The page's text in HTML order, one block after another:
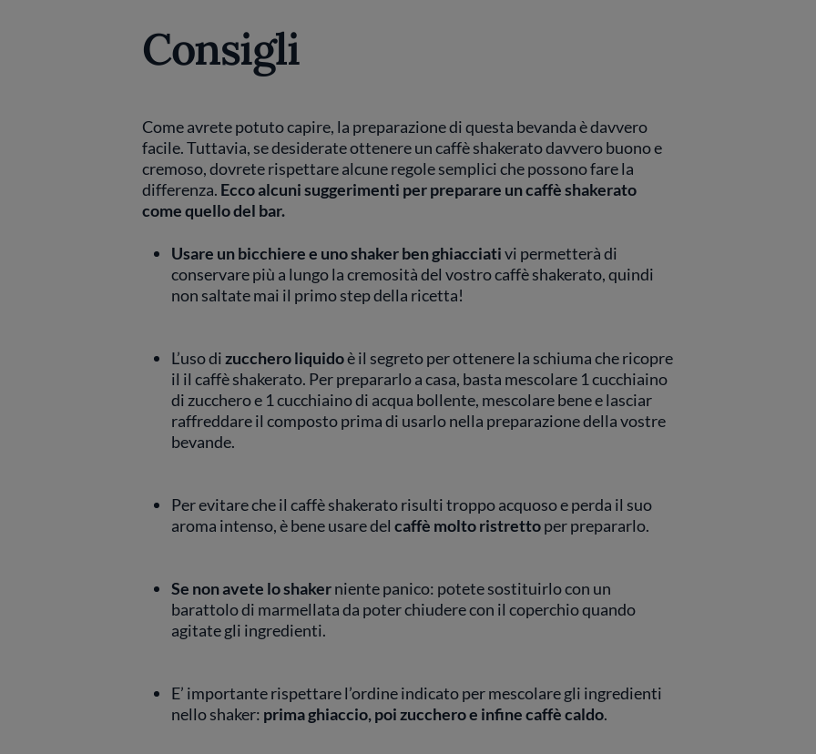
Consigli
Come avrete potuto capire, la preparazione di questa bevanda è davvero
facile. Tuttavia, se desiderate ottenere un caffè shakerato davvero buono e
cremoso, dovrete rispettare alcune regole semplici che possono fare la
differenza. Ecco alcuni suggerimenti per preparare un caffè shakerato
come quello del bar.
Usare un bicchiere e uno shaker ben ghiacciativi permetterà di
conservare più a lungo la cremosità del vostro caffè shakerato, quindi
non saltate mai il primo step della ricetta!
L’uso di zucchero liquidoè il segreto per ottenere la schiuma che ricopre
il il caffè shakerato. Per prepararlo a casa, basta mescolare 1 cucchiaino
di zucchero e 1 cucchiaino di acqua bollente, mescolare bene e lasciar
raffreddare il composto prima di usarlo nella preparazione della vostre
bevande.
Per evitare che il caffè shakerato risulti troppo acquoso e perda il suo
aroma intenso, è bene usare del caffè molto ristrettoper prepararlo.
Se non avete lo shakerniente panico: potete sostituirlo con un
barattolo di marmellata da poter chiudere con il coperchio quando
agitate gli ingredienti.
E’ importante rispettare l’ordine indicato per mescolare gli ingredienti
nello shaker: prima ghiaccio, poi zucchero e infine caffè caldo.